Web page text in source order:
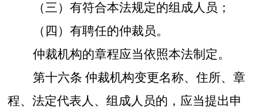
（三）有符合本法规定的组成人员；
（四）有聘任的仲裁员。
仲裁机构的章程应当依照本法制定。
第十六条 仲裁机构变更名称、住所、章
程、法定代表人、组成人员的，应当提出申